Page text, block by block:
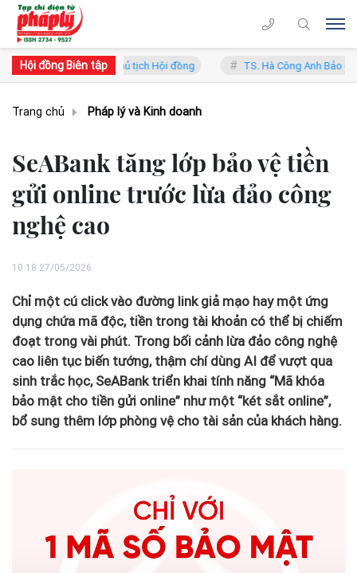
Hội đồng Biên tập
Lý - Phó Chủ tịch Hội đồng TS. Hà Công Anh Bảo - Phó Chủ tịch
Trang chủ Pháp lý và Kinh doanh
SeABank tăng lớp bảo vệ tiền
gửi online trước lừa đảo công
nghệ cao
10:18 27/05/2026
Chỉ một cú click vào đường link giả mạo hay một ứng
dụng chứa mã độc, tiền trong tài khoản có thể bị chiếm
đoạt trong vài phút. Trong bối cảnh lừa đảo công nghệ
cao liên tục biến tướng, thậm chí dùng AI để vượt qua
sinh trắc học, SeABank triển khai tính năng “Mã khóa
bảo mật cho tiền gửi online” như một “két sắt online”,
bổ sung thêm lớp phòng vệ cho tài sản của khách hàng.